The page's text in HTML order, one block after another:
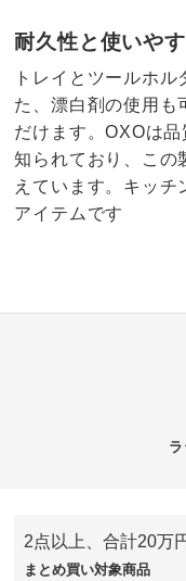
耐久性と使いや
トレイとツールホ
た、漂白剤の使用も
だけます。OXOは
知られており、この
えています。キッチ
アイテムです
OXO/オ
価格 ¥7,480 税
2点以上、合計20万
まとめ買い対象商品